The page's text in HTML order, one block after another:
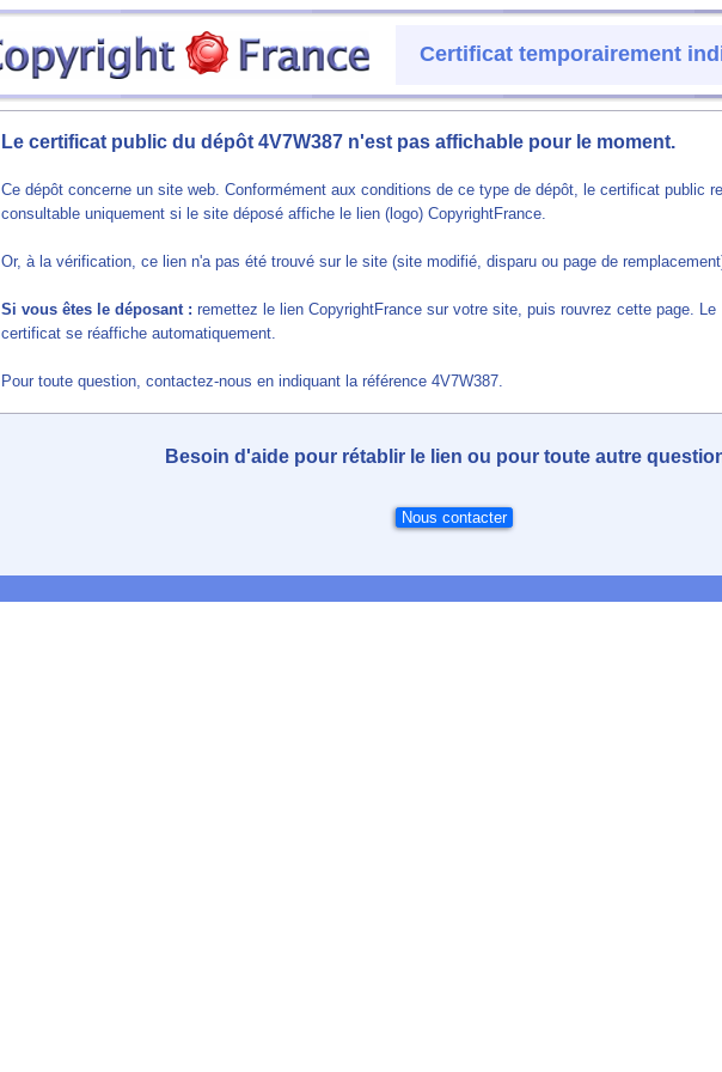
Certificat temporairement
Le certificat public du dépôt 4V7W387 n'est pas affichable pour le moment.
Ce dépôt concerne un site web. Conformément aux conditions de ce type de dépôt, le certificat public
consultable uniquement si le site déposé affiche le lien (logo) CopyrightFrance.
Or, à la vérification, ce lien n'a pas été trouvé sur le site (site modifié, disparu ou page de
Si vous êtes le déposant : remettez le lien CopyrightFrance sur votre site, puis rouvrez cette page. Le
certificat se réaffiche automatiquement.
Pour toute question, contactez-nous en indiquant la référence 4V7W387.
Besoin d'aide pour rétablir le lien ou pour toute autre
Nous contacter